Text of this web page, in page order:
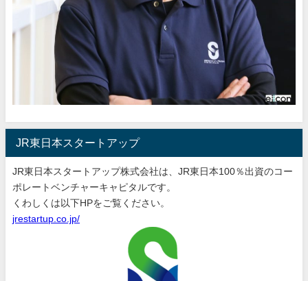
JR東日本スタートアップ
JR東日本スタートアップ株式会社は、JR東日本100％出資のコー
ポレートベンチャーキャピタルです。
くわしくは以下HPをご覧ください。
jrestartup.co.jp/